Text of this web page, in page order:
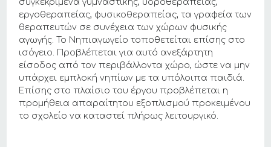
συγκεκριμένα γυμναστικής, υδροθεραπείας,
εργοθεραπείας, φυσικοθεραπείας, τα γραφεία των
θεραπευτών σε συνέχεια των χώρων φυσικής
αγωγής. Το Νηπιαγωγείο τοποθετείται επίσης στο
ισόγειο. Προβλέπεται για αυτό ανεξάρτητη
είσοδος από τον περιβάλλοντα χώρο, ώστε να μην
υπάρχει εμπλοκή νηπίων με τα υπόλοιπα παιδιά.
Επίσης στο πλαίσιο του έργου προβλέπεται η
προμήθεια απαραίτητου εξοπλισμού προκειμένου
το σχολείο να καταστεί πλήρως λειτουργικό.